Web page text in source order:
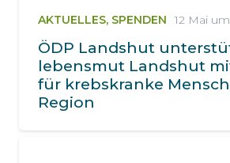
AKTUELLES, SPENDEN 12 Mai
ÖDP Landshut
lebensmut Landshut
für krebskranke
Region